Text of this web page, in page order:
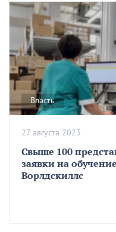
Власть
Свыше 100
заявки на
Ворлдскиллс
27 августа 2023